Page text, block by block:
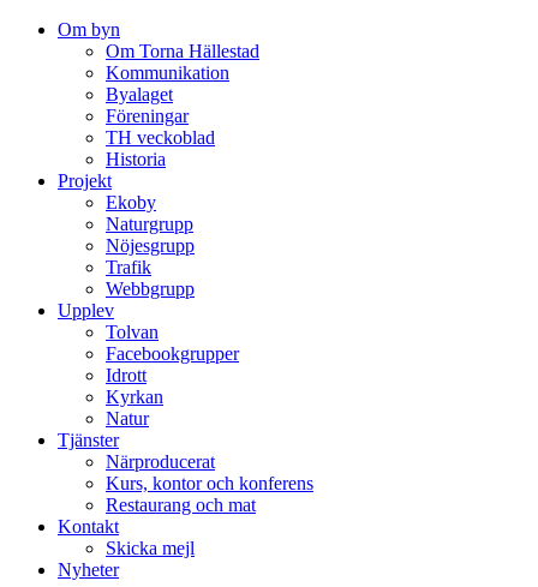
Om byn
Om Torna Hällestad
Kommunikation
Byalaget
Föreningar
TH veckoblad
Historia
Projekt
Ekoby
Naturgrupp
Nöjesgrupp
Trafik
Webbgrupp
Upplev
Tolvan
Facebookgrupper
Idrott
Kyrkan
Natur
Tjänster
Närproducerat
Kurs, kontor och konferens
Restaurang och mat
Kontakt
Skicka mejl
Nyheter